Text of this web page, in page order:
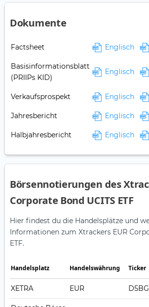
Dokumente
Factsheet Englisch
Basisinformationsblatt
(PRIIPs KID)
Englisch
Verkaufsprospekt Englisch
Jahresbericht Englisch
Halbjahresbericht Englisch
Börsennotierungen des
Corporate Bond UCITS ETF
Hier findest du die Handelsplätze und
Informationen zum Xtrackers EUR
ETF.
Handelsplatz Handelswährung Ticker
XETRA EUR D5BG